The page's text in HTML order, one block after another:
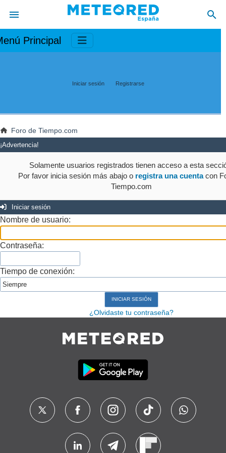
Principal
Iniciar sesión Registrarse
Foro de Tiempo.com
¡Advertencia!
Solamente usuarios registrados tienen acceso a esta
Por favor inicia sesión más abajo o registra una cuentacon
Tiempo.com
Iniciar sesión
Nombre de usuario:
Contraseña:
Tiempo de conexión:
¿Olvidaste tu contraseña?